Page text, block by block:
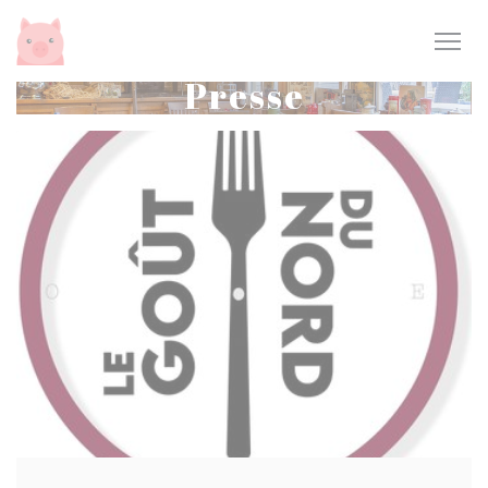
Personnalisation de vos choix en matière de cookies
Presse